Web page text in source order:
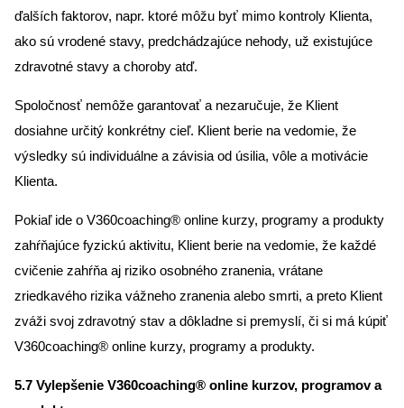
ďalších faktorov, napr. ktoré môžu byť mimo kontroly Klienta,
ako sú vrodené stavy, predchádzajúce nehody, už existujúce
zdravotné stavy a choroby atď.
Spoločnosť nemôže garantovať a nezaručuje, že Klient
dosiahne určitý konkrétny cieľ. Klient berie na vedomie, že
výsledky sú individuálne a závisia od úsilia, vôle a motivácie
Klienta.
Pokiaľ ide o V360coaching® online kurzy, programy a produkty
zahŕňajúce fyzickú aktivitu, Klient berie na vedomie, že každé
cvičenie zahŕňa aj riziko osobného zranenia, vrátane
zriedkavého rizika vážneho zranenia alebo smrti, a preto Klient
zváži svoj zdravotný stav a dôkladne si premyslí, či si má kúpiť
V360coaching® online kurzy, programy a produkty.
5.7 Vylepšenie V360coaching® online kurzov, programov a